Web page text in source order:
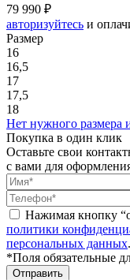
79 990 ₽
авторизуйтесь и
Размер
16
16,5
17
17,5
18
Нет нужного размера
Покупка в один клик
Оставьте свои
с вами для оформления
Нажимая кнопку
политики
персональных данных.
*Поля обязательные
Отправить